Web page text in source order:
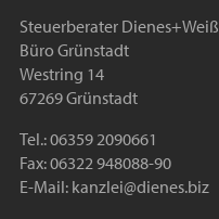
Steuerberater Dienes+Weiß
Büro Grünstadt
Westring 14
67269 Grünstadt
Tel.: 06359 2090661
Fax: 06322 948088-90
E-Mail: kanzlei@dienes.biz